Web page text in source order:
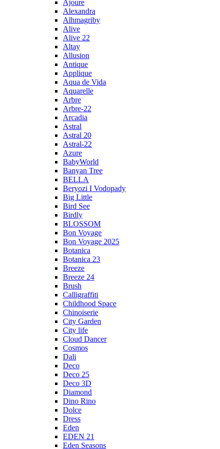
Ajoure
Alexandra
Alhmagriby
Alive
Alive 22
Altay
Allusion
Antique
Applique
Aqua de Vida
Aquarelle
Arbre
Arbre-22
Arcadia
Astral
Astral 20
Astral-22
Azure
BabyWorld
Banyan Tree
BELLA
Beryozi I Vodopady
Big Little
Bird See
Birdly
BLOSSOM
Bon Voyage
Bon Voyage 2025
Botanica
Botanica 23
Breeze
Breeze 24
Brush
Calligraffiti
Childhood Space
Chinoiserie
City Garden
City life
Cloud Dancer
Cosmos
Dali
Deco
Deco 25
Deco 3D
Diamond
Dino Rino
Dolce
Dress
Eden
EDEN 21
Eden Seasons